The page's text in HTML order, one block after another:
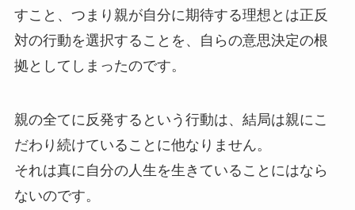
すこと、つまり親が自分に期待する理想とは正反
対の行動を選択することを、自らの意思決定の根
拠としてしまったのです。
親の全てに反発するという行動は、結局は親にこ
だわり続けていることに他なりません。
それは真に自分の人生を生きていることにはなら
ないのです。